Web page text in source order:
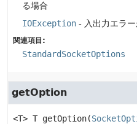
る場合
IOException - 入出力エラ
関連項目:
StandardSocketOptions
getOption
<T> T getOption(